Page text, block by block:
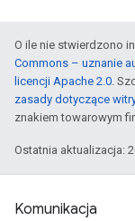
O ile nie stwierdzono
Commons – uznanie
licencji Apache 2.0.
zasady dotyczące
znakiem towarowym
Ostatnia aktualizacja:
Komunikacja